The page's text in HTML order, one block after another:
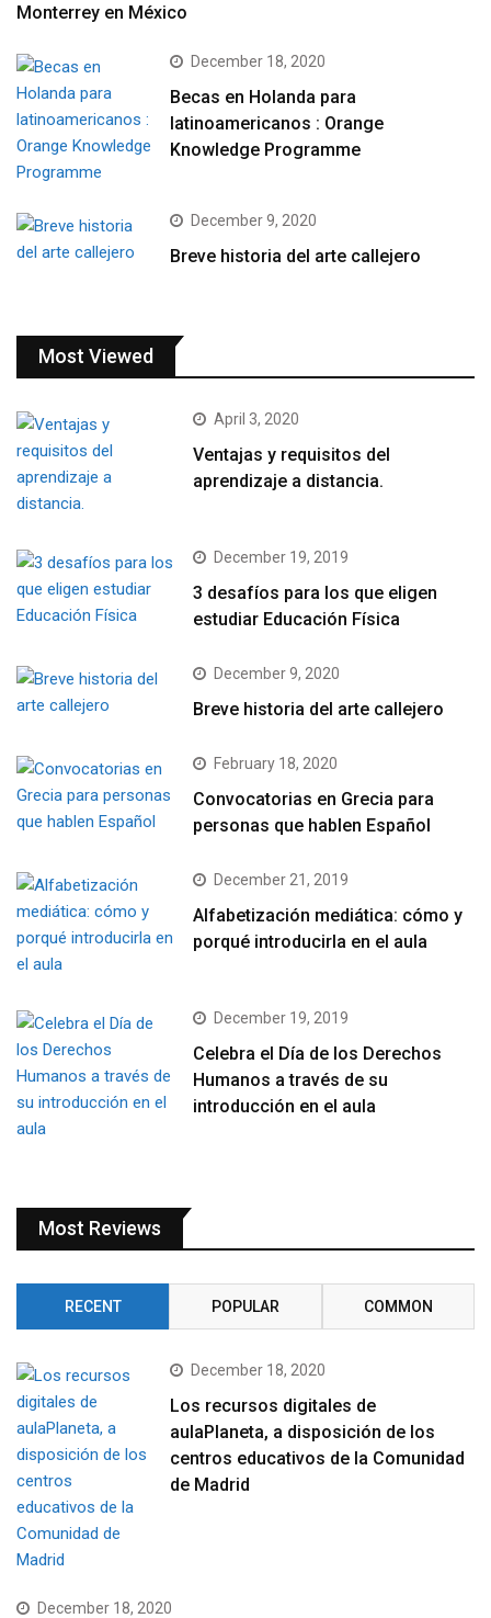
Monterrey en México
December 18, 2020
Becas en Holanda para
latinoamericanos : Orange
Knowledge Programme
December 9, 2020
Breve historia del arte callejero
Most Viewed
April 3, 2020
Ventajas y requisitos del
aprendizaje a distancia.
December 19, 2019
3 desafíos para los que eligen
estudiar Educación Física
December 9, 2020
Breve historia del arte callejero
February 18, 2020
Convocatorias en Grecia para
personas que hablen Español
December 21, 2019
Alfabetización mediática: cómo y
porqué introducirla en el aula
December 19, 2019
Celebra el Día de los Derechos
Humanos a través de su
introducción en el aula
Most Reviews
RECENT POPULAR COMMON
December 18, 2020
Los recursos digitales de
aulaPlaneta, a disposición de los
centros educativos de la Comunidad
de Madrid
December 18, 2020